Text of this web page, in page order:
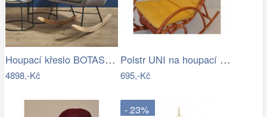
Houpací křeslo BOTAS Halmar
4898,-Kč
Polstr UNI na houpací křeslo - žlutý…
695,-Kč
- 23%